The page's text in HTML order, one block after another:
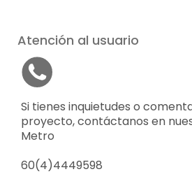
Atención al usuario
Si tienes inquietudes o
proyecto, contáctanos en
Metro
60(4)4449598